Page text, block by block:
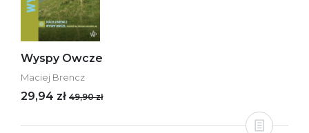
Wyspy Owcze
Maciej Brencz
29,94 zł 49,90 zł